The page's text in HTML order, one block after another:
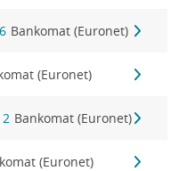
Bankomat (Euronet)
(Euronet)
Bankomat (Euronet)
(Euronet)